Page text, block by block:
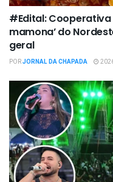
#Edital:
mamona’ do
geral
PORJORNAL DA CHAPADA